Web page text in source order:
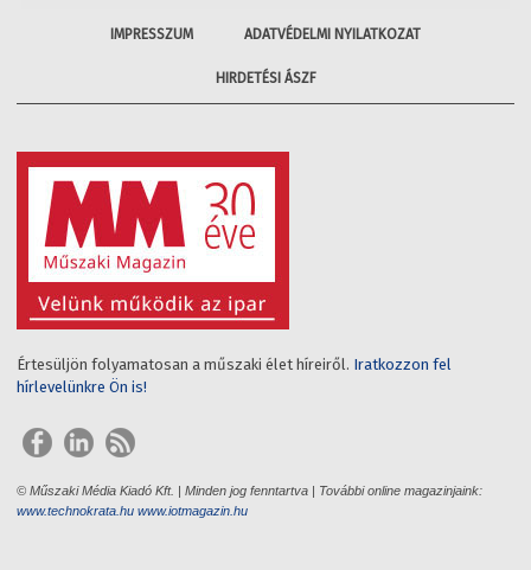
IMPRESSZUM ADATVÉDELMI NYILATKOZAT
HIRDETÉSI ÁSZF
Értesüljön folyamatosan a műszaki élet híreiről. Iratkozzon fel
hírlevelünkre Ön is!
© Műszaki Média Kiadó Kft. | Minden jog fenntartva | További online magazinjaink:
www.technokrata.hu www.iotmagazin.hu